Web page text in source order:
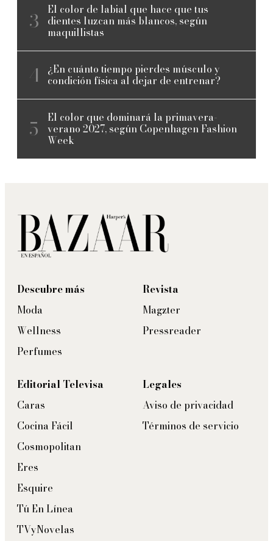
El color de labial que hace que tus
dientes luzcan más blancos, según
maquillistas
¿En cuánto tiempo pierdes músculo y
condición física al dejar de entrenar?
El color que dominará la primavera-
verano 2027, según Copenhagen Fashion
Week
Descubre más
Moda
Wellness
Perfumes
Revista
Magzter
Pressreader
Editorial Televisa
Caras
Cocina Fácil
Cosmopolitan
Eres
Esquire
Tú En Línea
TVyNovelas
Legales
Aviso de privacidad
Términos de servicio